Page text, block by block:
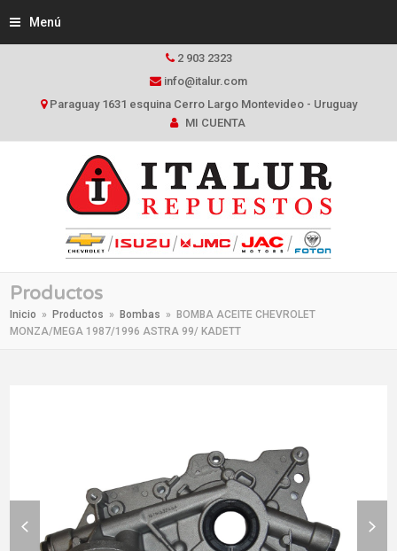
Menú
2 903 2323
info@italur.com
Paraguay 1631 esquina Cerro Largo Montevideo - Uruguay
MI CUENTA
Productos
Inicio » Productos » Bombas »
BOMBA ACEITE CHEVROLET
MONZA/MEGA 1987/1996 ASTRA 99/ KADETT
slide